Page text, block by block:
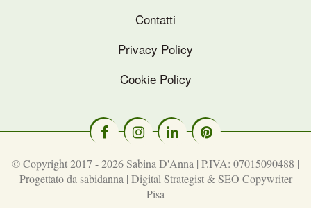
Contatti
Privacy Policy
Cookie Policy
© Copyright 2017 - 2026 Sabina D'Anna | P.IVA: 07015090488 |
Progettato da sabidanna | Digital Strategist & SEO Copywriter
Pisa